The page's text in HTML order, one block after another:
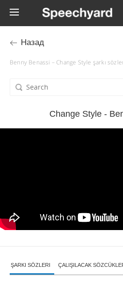
Назад
Benny Benassi – Change Style şarkı
Change Style -
ŞARKI SÖZLERI ÇALIŞILACAK